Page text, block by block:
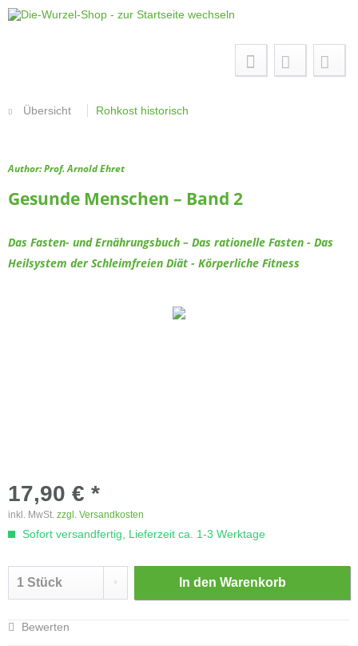
Übersicht Rohkost historisch
Author: Prof. Arnold Ehret
Gesunde Menschen – Band 2
Das Fasten- und Ernährungsbuch – Das rationelle Fasten - Das
Heilsystem der Schleimfreien Diät - Körperliche Fitness
17,90 € *
inkl. MwSt. zzgl. Versandkosten
Sofort versandfertig, Lieferzeit ca. 1-3 Werktage
In den Warenkorb
Bewerten